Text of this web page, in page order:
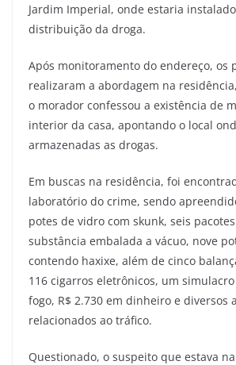
Jardim Imperial, onde estaria
distribuição da droga.
Após monitoramento do endereço, os
realizaram a abordagem na
o morador confessou a existência de
interior da casa, apontando o local
armazenadas as drogas.
Em buscas na residência, foi
laboratório do crime, sendo
potes de vidro com skunk, seis
substância embalada a vácuo, nove
contendo haxixe, além de cinco
116 cigarros eletrônicos, um
fogo, R$ 2.730 em dinheiro e diversos
relacionados ao tráfico.
Questionado, o suspeito que estava